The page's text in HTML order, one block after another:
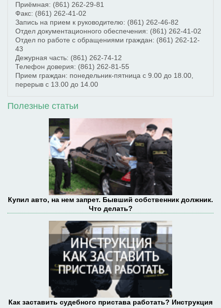
Приёмная: (861) 262-29-81
Факс: (861) 262-41-02
Запись на прием к руководителю: (861) 262-46-82
Отдел документационного обеспечения: (861) 262-41-02
Отдел по работе с обращениями граждан: (861) 262-12-
43
Дежурная часть: (861) 262-74-12
Телефон доверия: (861) 262-81-55
Прием граждан: понедельник-пятница с 9.00 до 18.00,
перерыв с 13.00 до 14.00
Полезные статьи
Купил авто, на нем запрет. Бывший собственник должник.
Что делать?
Как заставить судебного пристава работать? Инструкция